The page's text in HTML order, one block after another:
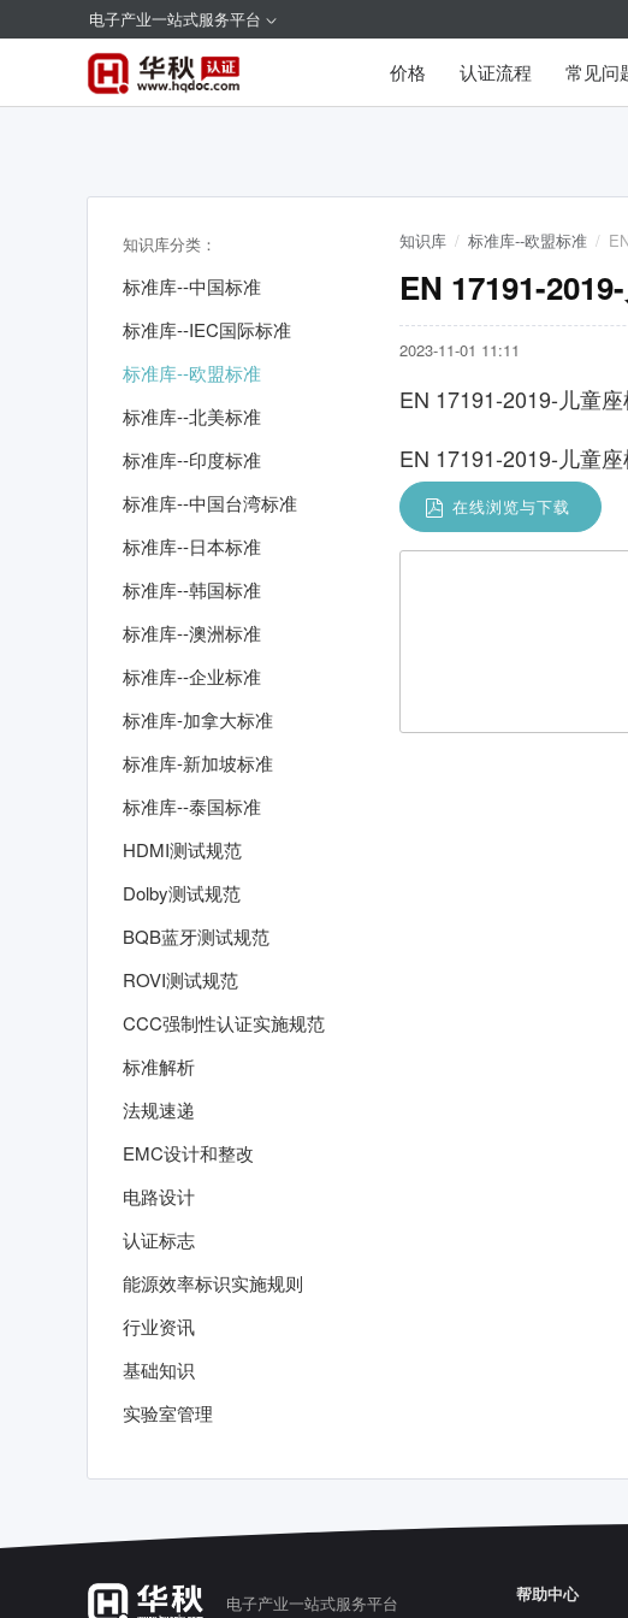
电子产业一站式服务平台
价格 认证流程 常见问
知识库分类：
标准库--中国标准
标准库--IEC国际标准
标准库--欧盟标准
标准库--北美标准
标准库--印度标准
标准库--中国台湾标准
标准库--日本标准
标准库--韩国标准
标准库--澳洲标准
标准库--企业标准
标准库-加拿大标准
标准库-新加坡标准
标准库--泰国标准
HDMI测试规范
Dolby测试规范
BQB蓝牙测试规范
ROVI测试规范
CCC强制性认证实施规范
标准解析
法规速递
EMC设计和整改
电路设计
认证标志
能源效率标识实施规则
行业资讯
基础知识
实验室管理
知识库 / 标准库--欧盟标准 /
EN 17191-
2023-11-01 11:11
EN 17191-2019-儿童
EN 17191-2019-儿童
在线浏览与下载
电子产业一站式服务平台 帮助中心